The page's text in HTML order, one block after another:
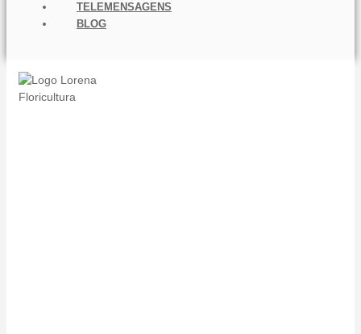
TELEMENSAGENS
BLOG